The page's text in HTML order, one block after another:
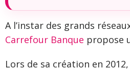
A l’instar des grands
Carrefour Banque propose
Lors de sa création en